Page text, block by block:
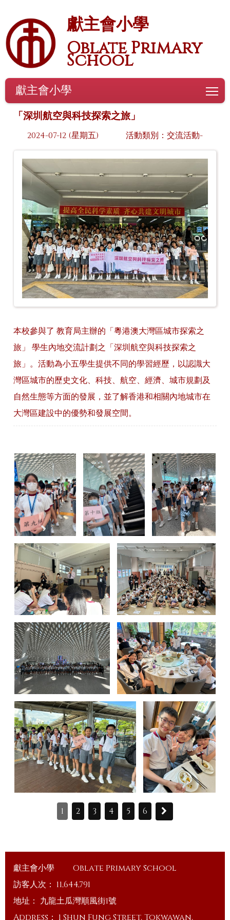
獻主會小學
Oblate Primary
School
獻主會小學
「深圳航空與科技探索之旅」
2024-07-12 (星期五) 活動類別：交流活動-
本校參與了 教育局主辦的「粵港澳大灣區城市探索之
旅」 學生內地交流計劃之「深圳航空與科技探索之
旅」。活動為小五學生提供不同的學習經歷，以認識大
灣區城市的歷史文化、科技、航空、經濟、城市規劃及
自然生態等方面的發展，並了解香港和相關內地城市在
大灣區建設中的優勢和發展空間。
1 2 3 4 5 6
獻主會小學
Oblate Primary School
訪客人次： 11,644,791
地址： 九龍土瓜灣順風街1號
Address： 1 Shun Fung Street, Tokwawan,